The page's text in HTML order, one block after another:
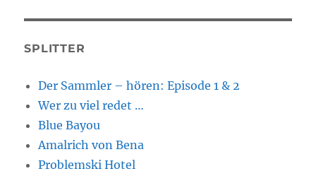
SPLITTER
Der Sammler – hören: Episode 1 & 2
Wer zu viel redet …
Blue Bayou
Amalrich von Bena
Problemski Hotel